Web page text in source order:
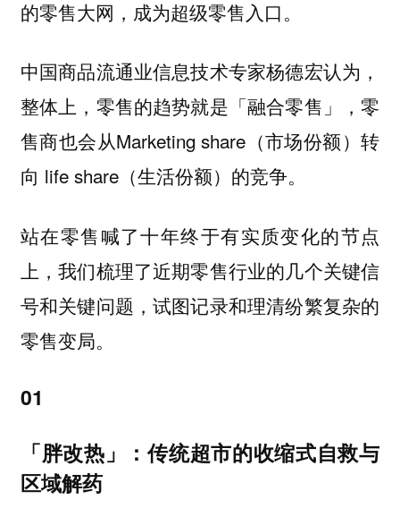
的零售大网，成为超级零售入口。
中国商品流通业信息技术专家杨德宏认为，
整体上，零售的趋势就是「融合零售」，零
售商也会从Marketing share（市场份额）转
向 life share（生活份额）的竞争。
站在零售喊了十年终于有实质变化的节点
上，我们梳理了近期零售行业的几个关键信
号和关键问题，试图记录和理清纷繁复杂的
零售变局。
01
「胖改热」：传统超市的收缩式自救与
区域解药